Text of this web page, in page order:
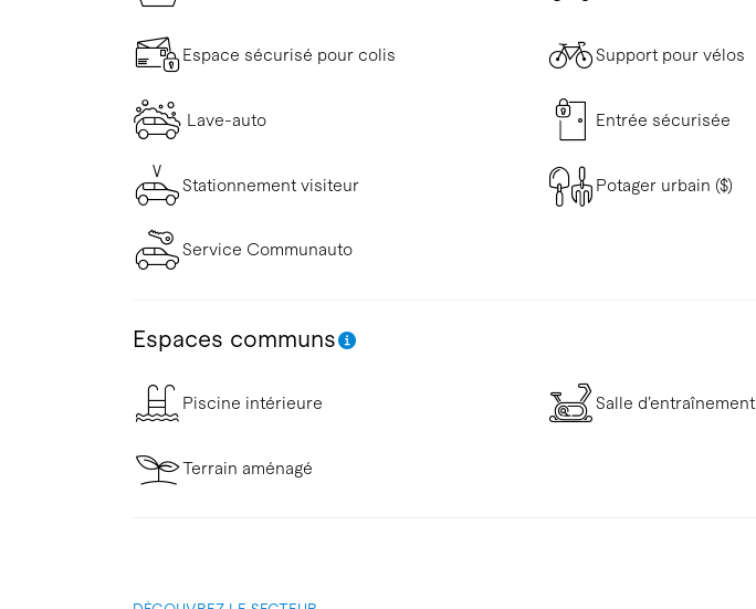
Espace sécurisé pour colis Support pour vélos
Lave-auto Entrée sécurisée
Stationnement visiteur Potager urbain ($)
Service Communauto
Espaces communs
Piscine intérieure Salle d’entraînement
Terrain aménagé